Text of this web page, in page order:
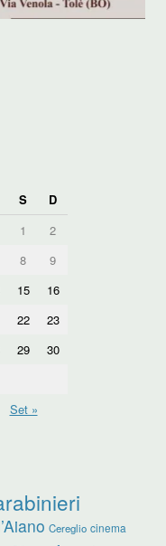
S
D
1
2
8 9
15
16
22
23
29
30
Set »
Cereglio cinema